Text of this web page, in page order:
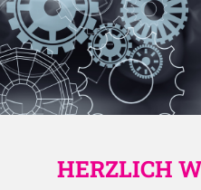
HERZLICH